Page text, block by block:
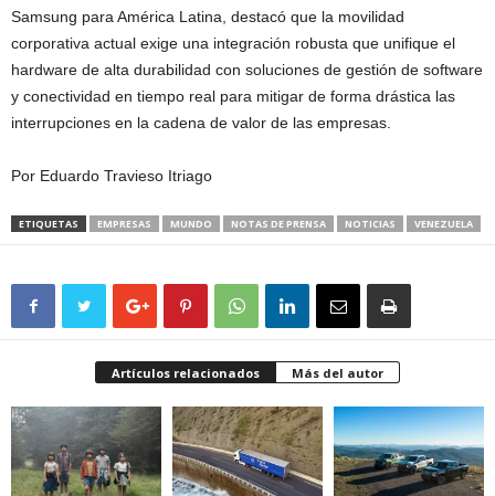
Samsung para América Latina, destacó que la movilidad
corporativa actual exige una integración robusta que unifique el
hardware de alta durabilidad con soluciones de gestión de software
y conectividad en tiempo real para mitigar de forma drástica las
interrupciones en la cadena de valor de las empresas.
Por Eduardo Travieso Itriago
ETIQUETAS EMPRESAS MUNDO NOTAS DE PRENSA NOTICIAS VENEZUELA
Artículos relacionados Más del autor